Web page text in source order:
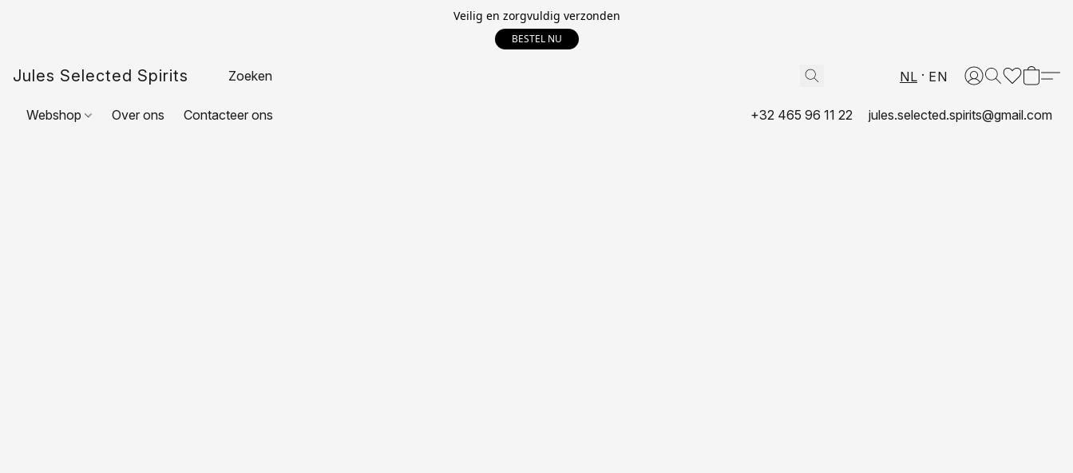
Veilig en zorgvuldig verzonden
BESTEL NU
Jules Selected Spirits NL EN
Webshop Over ons Contacteer ons +32 465 96 11 22 jules.selected.spirits@gmail.com